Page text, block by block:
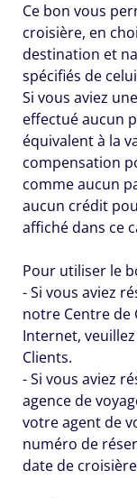
Ce bon vous
croisière, en
destination et
spécifiés de
Si vous aviez
effectué aucun
équivalent à la
compensation
comme aucun
aucun crédit
affiché dans ce
Pour utiliser le
- Si vous aviez
notre Centre de
Internet,
Clients.
- Si vous aviez
agence de
votre agent de
numéro de
date de